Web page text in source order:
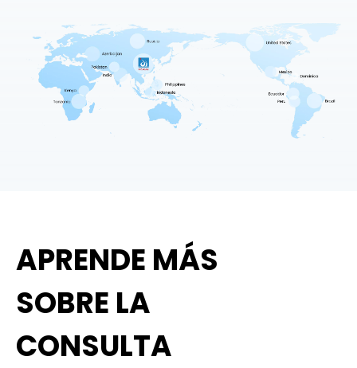
APRENDE MÁS
SOBRE LA
CONSULTA